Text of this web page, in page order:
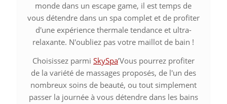
monde dans un escape game, il est temps de
vous détendre dans un spa complet et de profiter
d'une expérience thermale tendance et ultra-
relaxante. N'oubliez pas votre maillot de bain !
Choisissez parmi SkySpa’Vous pourrez profiter
de la variété de massages proposés, de l'un des
nombreux soins de beauté, ou tout simplement
passer la journée à vous détendre dans les bains